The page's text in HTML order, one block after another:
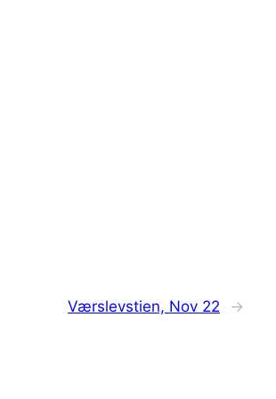
Værslevstien, Nov 22 →